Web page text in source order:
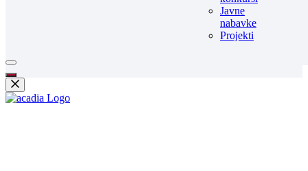
Javne
nabavke
Projekti